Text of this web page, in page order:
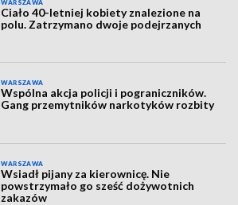
WARSZAWA
Ciało 40-letniej kobiety znalezione na
polu. Zatrzymano dwoje podejrzanych
WARSZAWA
Wspólna akcja policji i pograniczników.
Gang przemytników narkotyków rozbity
WARSZAWA
Wsiadł pijany za kierownicę. Nie
powstrzymało go sześć dożywotnich
zakazów